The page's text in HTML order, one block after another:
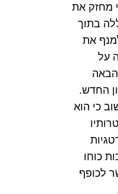
מחזק את
בתוך
את
על
החדש.
כי הוא
כוחו
לכופף